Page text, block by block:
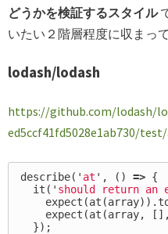
どうかを検証するスタイル
いたい２階層程度に収まっ
lodash/lodash
https://github.com/lodash/
ed5ccf41fd5028e1ab730/
describe( ' at ' , () => {
it ( ' should return an
expect (at (array)).
expect (at (array, [],
});